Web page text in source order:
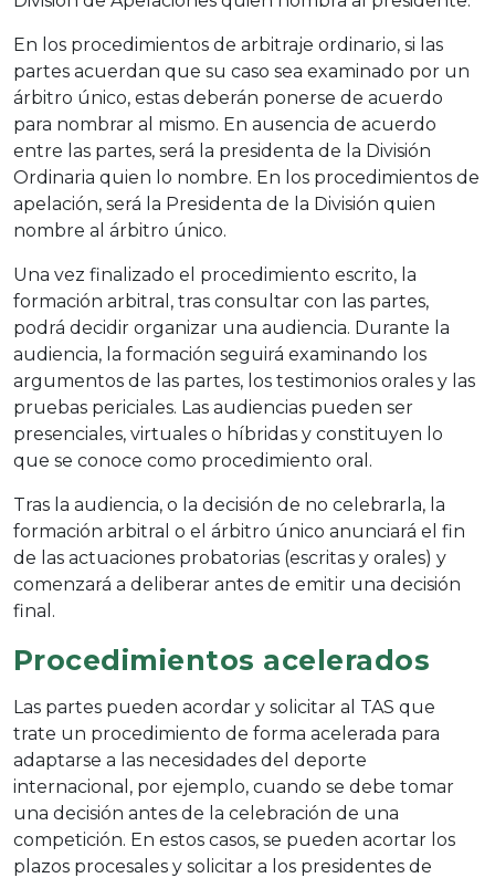
En los procedimientos de arbitraje ordinario, si las
partes acuerdan que su caso sea examinado por un
árbitro único, estas deberán ponerse de acuerdo
para nombrar al mismo. En ausencia de acuerdo
entre las partes, será la presidenta de la División
Ordinaria quien lo nombre. En los procedimientos de
apelación, será la Presidenta de la División quien
nombre al árbitro único.
Una vez finalizado el procedimiento escrito, la
formación arbitral, tras consultar con las partes,
podrá decidir organizar una audiencia. Durante la
audiencia, la formación seguirá examinando los
argumentos de las partes, los testimonios orales y las
pruebas periciales. Las audiencias pueden ser
presenciales, virtuales o híbridas y constituyen lo
que se conoce como procedimiento oral.
Tras la audiencia, o la decisión de no celebrarla, la
formación arbitral o el árbitro único anunciará el fin
de las actuaciones probatorias (escritas y orales) y
comenzará a deliberar antes de emitir una decisión
final.
Procedimientos acelerados
Las partes pueden acordar y solicitar al TAS que
trate un procedimiento de forma acelerada para
adaptarse a las necesidades del deporte
internacional, por ejemplo, cuando se debe tomar
una decisión antes de la celebración de una
competición. En estos casos, se pueden acortar los
plazos procesales y solicitar a los presidentes de